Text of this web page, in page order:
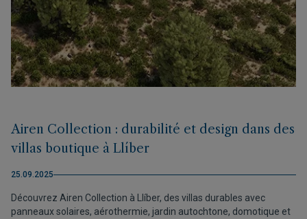
Airen Collection : durabilité et design dans des
villas boutique à Llíber
25.09.2025
Découvrez Airen Collection à Llíber, des villas durables avec
panneaux solaires, aérothermie, jardin autochtone, domotique et